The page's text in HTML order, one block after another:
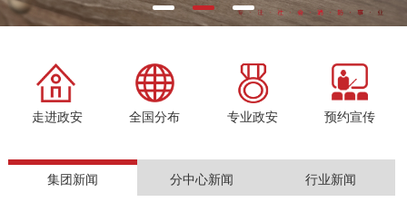
走进政安 全国分布 专业政安 预约宣传
集团新闻 分中心新闻 行业新闻